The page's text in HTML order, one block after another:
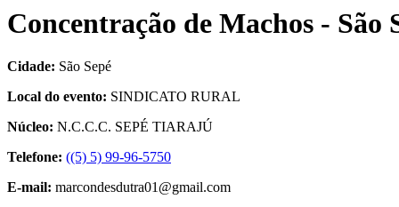
Concentração de Machos - São
Cidade: São Sepé
Local do evento: SINDICATO RURAL
Núcleo: N.C.C.C. SEPÉ TIARAJÚ
Telefone: ((5) 5) 99-96-5750
E-mail: marcondesdutra01@gmail.com